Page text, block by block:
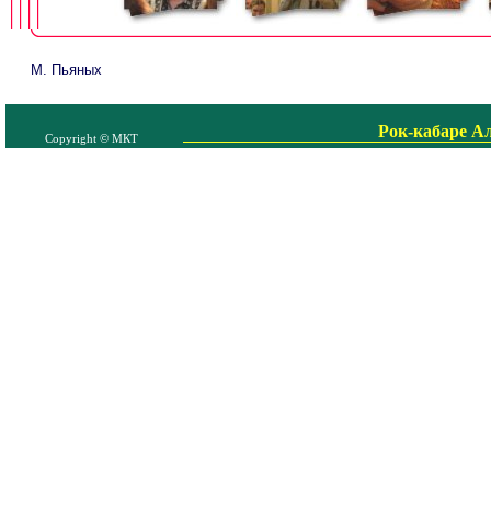
М. Пьяных
Рок-кабаре
Copyright © МКТ